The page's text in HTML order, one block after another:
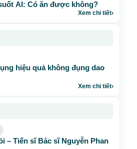
AI: Có ăn được không?
Xem chi tiết›
hiệu quả không đụng dao
Xem chi tiết›
– Tiến sĩ Bác sĩ Nguyễn Phan